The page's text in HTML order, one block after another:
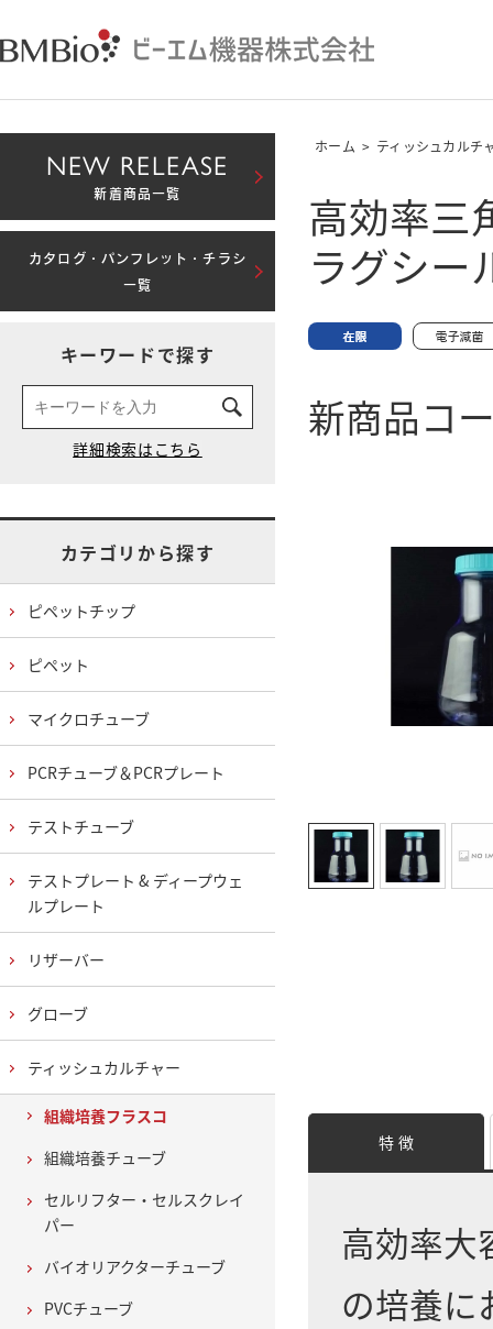
ホーム > ティッシュカルチ
高効率
ラグシ
新商品コ
特 徴
高効率大
の培養に
NEW RELEASE
新着商品一覧
カタログ・パンフレット・チラシ
一覧
キーワードで探す
カテゴリから探す
ピペットチップ
ピペット
マイクロチューブ
PCRチューブ＆PCRプレート
テストチューブ
テストプレート & ディープウェ
ルプレート
リザーバー
グローブ
ティッシュカルチャー
組織培養フラスコ
組織培養チューブ
セルリフター・セルスクレイ
パー
バイオリアクターチューブ
PVCチューブ